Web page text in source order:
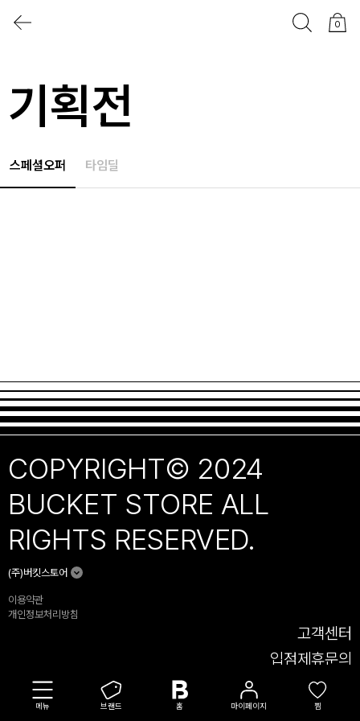
0
기획전
스페셜오퍼 타임딜
COPYRIGHT© 2024
BUCKET STORE ALL
RIGHTS RESERVED.
(주)버킷스토어
이용약관
개인정보처리방침
고객센터
입점제휴문의
A/S 문의
단체 문의
메뉴 브랜드 홈 마이페이지 찜